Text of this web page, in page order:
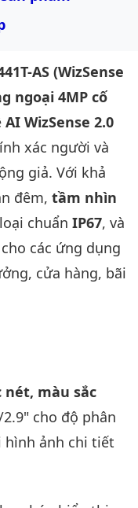
AS (WizSense
ngoại 4MP cố
AI WizSense 2.0
xác người và
giả. Với khả
đêm, tầm nhìn
chuẩn IP67, và
các ứng dụng
cửa hàng, bãi
nét, màu sắc
2.9" cho độ phân
hình ảnh chi tiết